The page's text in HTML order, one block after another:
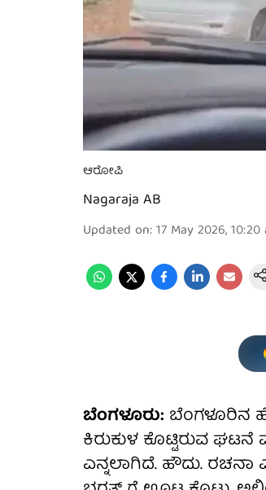
ಆರೋಪಿ
Nagaraja AB
Updated on:17 May 2026, 10:20
ಬೆಂಗಳೂರು: ಬೆಂಗಳೂರಿನ
ಕಿರುಕುಳ ಕೊಟ್ಟಿರುವ
ಎನ್ನಲಾಗಿದೆ. ಹೌದು.